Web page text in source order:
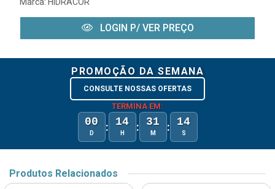
LOGIN P/ VER PREÇO
PROMOÇÃO DA SEMANA
CONSULTE NOSSAS OFERTAS
TERMINA EM:
00
D : 14
H : 31
M : 14
S
Produtos Relacionados